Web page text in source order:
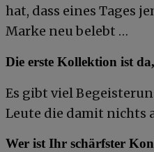
hat, dass eines Tages
Marke neu belebt …
Die erste Kollektion ist
Es gibt viel
Leute die damit nichts
Wer ist Ihr schärfster